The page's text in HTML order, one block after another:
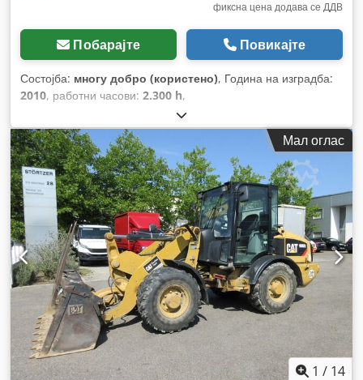
фиксна цена додава се ДДВ
Побарајте Повикајте
Состојба: многу добро (користено), Година на изградба:
2010, работни часови: 2.300 h,
Мал оглас
1 / 14